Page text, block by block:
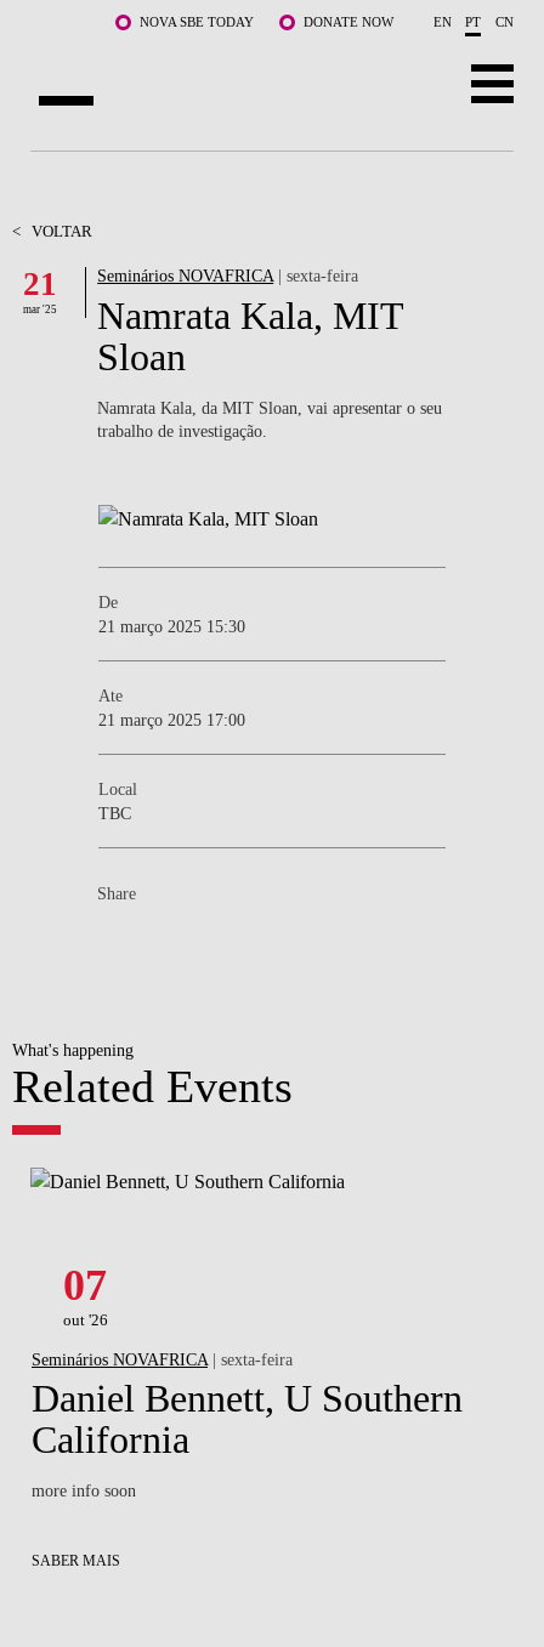
Saltar para o conteúdo principalNOVA SBE TODAY DONATE NOW EN PT CN
DOCENTES E INVESTIGAÇÃO
COMUNIDADE
< VOLTAR
21
mar '25
Seminários NOVAFRICA| sexta-feira
Namrata Kala, MIT
Sloan
Namrata Kala, da MIT Sloan, vai apresentar o seu
trabalho de investigação.
De
21 março 2025 15:30
Ate
21 março 2025 17:00
Local
TBC
Share
What's happening
Related Events
07
out '26
Seminários NOVAFRICA | sexta-feira
Daniel Bennett, U Southern
California
more info soon
SABER MAIS